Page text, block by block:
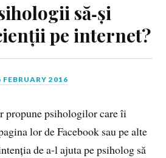
să‑și
pe internet?
FEBRUARY 2016
propune psihologilor care îi
lor de Facebook sau pe alte
de a‑l ajuta pe psiholog să